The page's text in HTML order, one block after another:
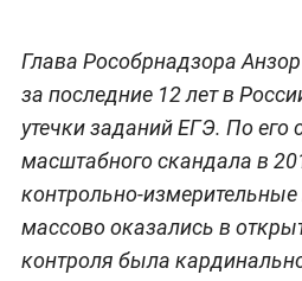
Глава Рособрнадзора
за последние 12 лет в
утечки заданий ЕГЭ. По его
масштабного скандала в
контрольно-
массово оказались в
контроля была